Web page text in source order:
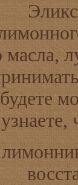
масла,
узнаете,